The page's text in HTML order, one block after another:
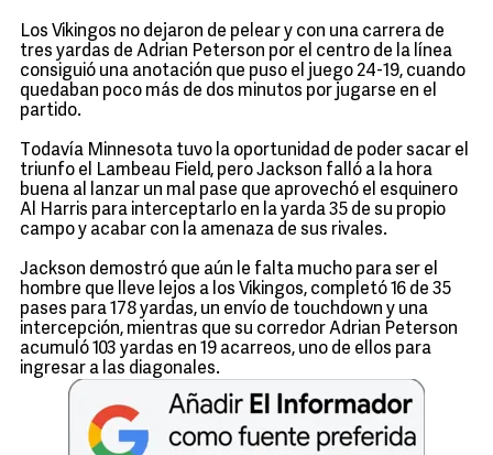
Los Vikingos no dejaron de pelear y con una carrera de
tres yardas de Adrian Peterson por el centro de la línea
consiguió una anotación que puso el juego 24-19, cuando
quedaban poco más de dos minutos por jugarse en el
partido.
Todavía Minnesota tuvo la oportunidad de poder sacar el
triunfo el Lambeau Field, pero Jackson falló a la hora
buena al lanzar un mal pase que aprovechó el esquinero
Al Harris para interceptarlo en la yarda 35 de su propio
campo y acabar con la amenaza de sus rivales.
Jackson demostró que aún le falta mucho para ser el
hombre que lleve lejos a los Vikingos, completó 16 de 35
pases para 178 yardas, un envío de touchdown y una
intercepción, mientras que su corredor Adrian Peterson
acumuló 103 yardas en 19 acarreos, uno de ellos para
ingresar a las diagonales.